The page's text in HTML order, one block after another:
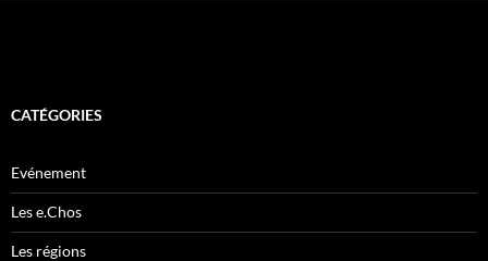
CATÉGORIES
Evénement
Les e.Chos
Les régions